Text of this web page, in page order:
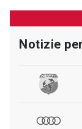
Notizie